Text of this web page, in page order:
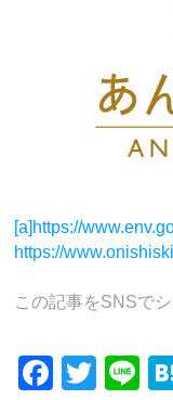
[a] https://
https://
この記事をSNSでシ
F
T
Li